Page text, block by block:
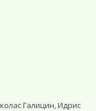
Галицин, Идрис